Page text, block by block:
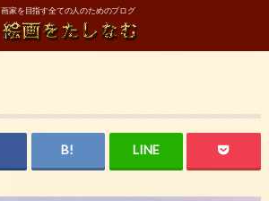
画家を目指す全ての人のためのブログ